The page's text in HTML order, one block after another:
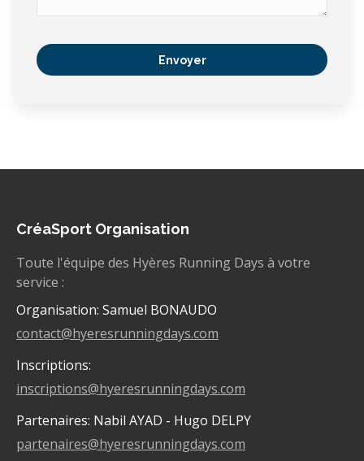
CréaSport Organisation
Toute l'équipe des Hyères Running Days à votre
service :
Organisation: Samuel BONAUDO
contact@hyeresrunningdays.com
Inscriptions:
inscriptions@hyeresrunningdays.com
Partenaires: Nabil AYAD - Hugo DELPY
partenaires@hyeresrunningdays.com